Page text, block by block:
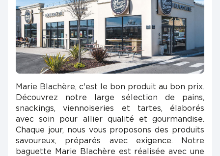
Marie Blachère, c'est le bon produit au bon prix.
Découvrez notre large sélection de pains,
snackings, viennoiseries et tartes, élaborés
avec soin pour allier qualité et gourmandise.
Chaque jour, nous vous proposons des produits
savoureux, préparés avec exigence. Notre
baguette Marie Blachère est réalisée avec une